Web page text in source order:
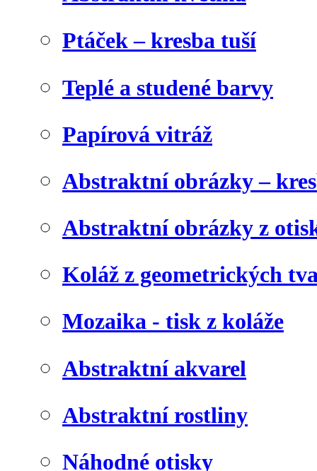
Ptáček – kresba tuší
Teplé a studené barvy
Papírová vitráž
Abstraktní obrázky –
Abstraktní obrázky z
Koláž z geometrických
Mozaika - tisk z koláže
Abstraktní akvarel
Abstraktní rostliny
Náhodné otisky